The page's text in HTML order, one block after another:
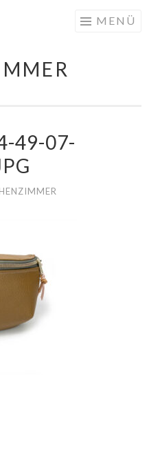
MENÜ
49-07-